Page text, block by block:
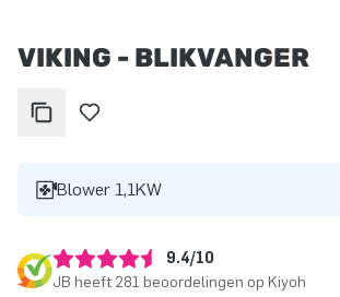
VIKING - BLIKVANGER
Blower 1,1KW
9.4/10
JB heeft 281 beoordelingen op Kiyoh